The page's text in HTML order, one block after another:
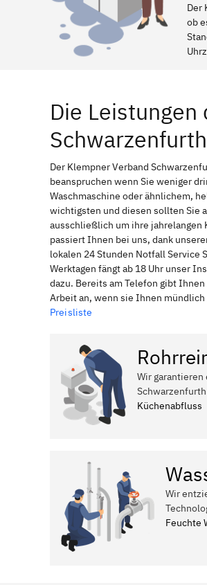
Der
ob
Die
Schwarzenfurth
Der Klempner Verband
beanspruchen wenn Sie weniger
Waschmaschine oder ähnlichem,
wichtigsten und diesen sollten Sie
ausschließlich um ihre jahrelangen
passiert Ihnen bei uns, dank
lokalen 24 Stunden Notfall Service
Werktagen fängt ab 18 Uhr unser
dazu. Bereits am Telefon gibt
Arbeit an, wenn sie Ihnen
Preisliste
Wir garantieren
Küchenabfluss
Wir
Feuchte